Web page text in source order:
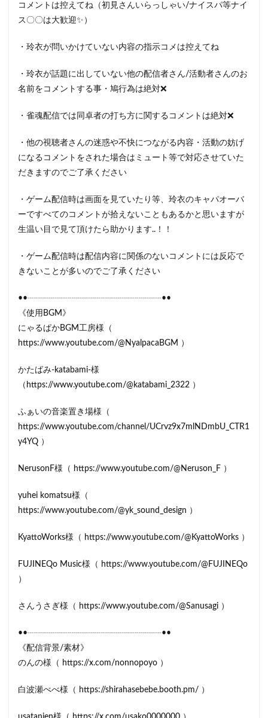
コメントは控えてね（初見さんいらっしゃい/ナイスパ等ナイ
ス〇〇は大歓迎✨）
・玲衣が問いかけていない内容の指示コメは控えてね
・玲衣が話題に出していない他の配信者さん/活動者さんのお
名前をコメントする事・鳩行為は絶対❌
・雀魂配信では同卓者の打ち方に関するコメントは絶対❌
・他の視聴者さんの迷惑や不快につながる内容・活動の妨げ
になるコメントをされた場合はミュート等で対応させていた
だきますのでご了承ください
・ゲーム配信時は画面を見ていたり等、玲衣のキャパオーバ
ーですべてのコメントが拾えないこともあるかと思いますが
生温い目で見て頂けたら助かります..！！
・ゲーム配信時は配信内容に関係のないコメントには反応で
きないことが多いのでご了承ください
••┈┈┈┈┈┈┈┈┈┈┈┈┈┈┈┈••
《使用BGM》
にゃるぱかBGM工房様（
https://www.youtube.com/@NyalpacaBGM ）
かたばみ-katabami-様
（https://www.youtube.com/@katabami_2322 ）
ふぁいの音楽置き場様（
https://www.youtube.com/channel/UCrvz9x7mlNDmbU_CTR1
y4YQ ）
NerusonF様（ https://www.youtube.com/@Neruson_F ）
yuhei komatsu様（
https://www.youtube.com/@yk_sound_design ）
KyattoWorks様（ https://www.youtube.com/@KyattoWorks ）
FUJINEQo Music様（ https://www.youtube.com/@FUJINEQo
）
さんうさぎ様（ https://www.youtube.com/@Sanusagi ）
••┈┈┈┈┈┈┈┈┈┈┈┈┈┈┈┈••
《配信背景/素材》
のんの様（ https://x.com/nonnopoyo ）
白波瀬べべ様（ https://shirahasebebe.booth.pm/ ）